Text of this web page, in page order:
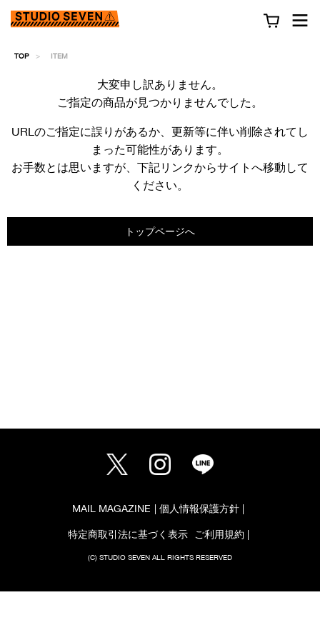
TOP ITEM
大変申し訳ありません。
ご指定の商品が見つかりませんでした。
URLのご指定に誤りがあるか、更新等に伴い削除されてし
まった可能性があります。
お手数とは思いますが、下記リンクからサイトへ移動して
ください。
トップページへ
MAIL MAGAZINE 個人情報保護方針
特定商取引法に基づく表示 ご利用規約
(C) STUDIO SEVEN ALL RIGHTS RESERVED